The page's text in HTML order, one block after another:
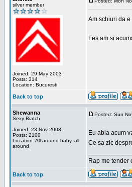
silver member
Joined: 29 May 2003
Posts: 314
Location: Bucuresti
Am schiuri da
Fes am si
Back to top
Shewanna
Sexy Biatch
Joined: 23 Nov 2003
Posts: 2100
Location: All around baby, all
around
Posted: Sun
Eu abia acum
Ce sa zic
Rap me tender
Back to top